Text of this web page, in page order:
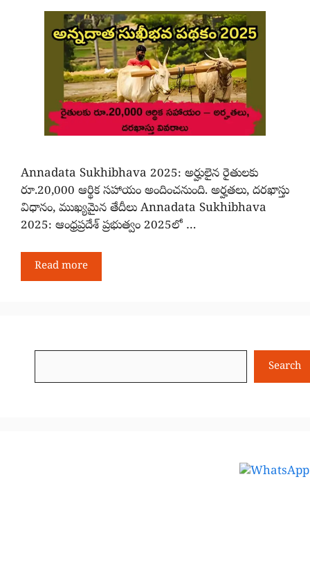
Annadata Sukhibhava 2025: అర్హులైన రైతులకు
రూ.20,000 ఆర్థిక సహాయం అందించనుంది. అర్హతలు, దరఖాస్తు
విధానం, ముఖ్యమైన తేదీలు Annadata Sukhibhava
2025: ఆంధ్రప్రదేశ్ ప్రభుత్వం 2025లో …
Read more
Search